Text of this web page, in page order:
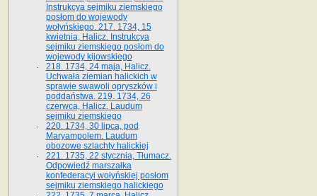
Instrukcya sejmiku ziemskiego
posłom do wojewody
wołyńskiego. 217. 1734, 15
kwietnia, Halicz. Instrukcya
sejmiku ziemskiego posłom do
wojewody kijowskiego
218. 1734, 24 maja, Halicz.
Uchwała ziemian halickich w
sprawie swawoli opryszków i
poddaństwa. 219. 1734, 26
czerwca, Halicz. Laudum
sejmiku ziemskiego
220. 1734, 30 lipca, pod
Maryampolem. Laudum
obozowe szlachty halickiej
221. 1735, 22 stycznia, Tłumacz.
Odpowiedź marszałka
konfederacyi wołyńskiej posłom
sejmiku ziemskiego halickiego